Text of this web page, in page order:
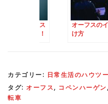
イベントの見つ
オーフスで
Spouse
カテゴリー: 日常生活のハウツー
タグ: オーフス, コペンハーゲン,
転車